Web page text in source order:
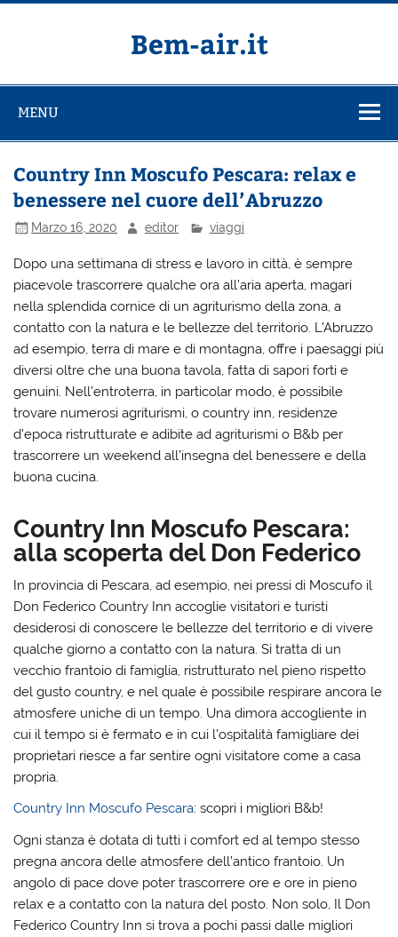
Salta
Bem-air.it
MENU
Country Inn Moscufo Pescara: relax e
benessere nel cuore dell’Abruzzo
Marzo 16, 2020 editor viaggi
Dopo una settimana di stress e lavoro in città, è sempre
piacevole trascorrere qualche ora all’aria aperta, magari
nella splendida cornice di un agriturismo della zona, a
contatto con la natura e le bellezze del territorio. L’Abruzzo
ad esempio, terra di mare e di montagna, offre i paesaggi più
diversi oltre che una buona tavola, fatta di sapori forti e
genuini. Nell’entroterra, in particolar modo, è possibile
trovare numerosi agriturismi, o country inn, residenze
d’epoca ristrutturate e adibite ad agriturismi o B&b per
trascorrere un weekend all’insegna del benessere e della
buona cucina.
Country Inn Moscufo Pescara:
alla scoperta del Don Federico
In provincia di Pescara, ad esempio, nei pressi di Moscufo il
Don Federico Country Inn accoglie visitatori e turisti
desiderosi di conoscere le bellezze del territorio e di vivere
qualche giorno a contatto con la natura. Si tratta di un
vecchio frantoio di famiglia, ristrutturato nel pieno rispetto
del gusto country, e nel quale è possibile respirare ancora le
atmosfere uniche di un tempo. Una dimora accogliente in
cui il tempo si è fermato e in cui l’ospitalità famigliare dei
proprietari riesce a far sentire ogni visitatore come a casa
propria.
Country Inn Moscufo Pescara: scopri i migliori B&b!
Ogni stanza è dotata di tutti i comfort ed al tempo stesso
pregna ancora delle atmosfere dell’antico frantoio. Un
angolo di pace dove poter trascorrere ore e ore in pieno
relax e a contatto con la natura del posto. Non solo, Il Don
Federico Country Inn si trova a pochi passi dalle migliori